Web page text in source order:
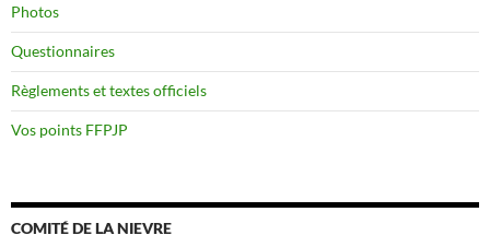
Photos
Questionnaires
Règlements et textes officiels
Vos points FFPJP
COMITÉ DE LA NIEVRE